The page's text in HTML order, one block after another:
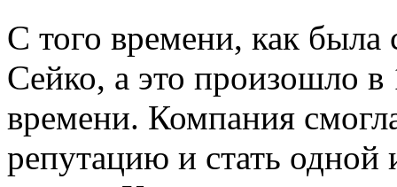
С того времени, как была
Сейко, а это произошло
времени. Компания
репутацию и стать